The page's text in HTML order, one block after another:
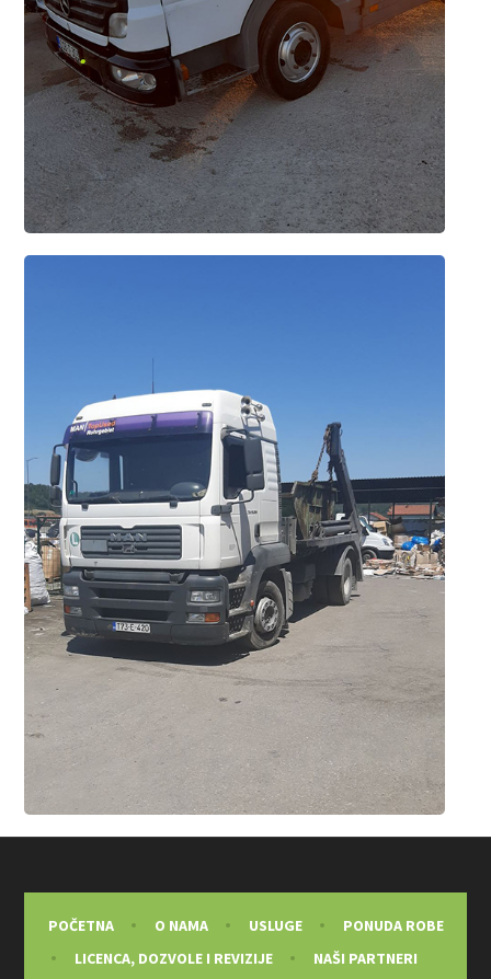
POČETNA O NAMA USLUGE
PONUDA ROBE
LICENCA, DOZVOLE I REVIZIJE
NAŠI PARTNERI